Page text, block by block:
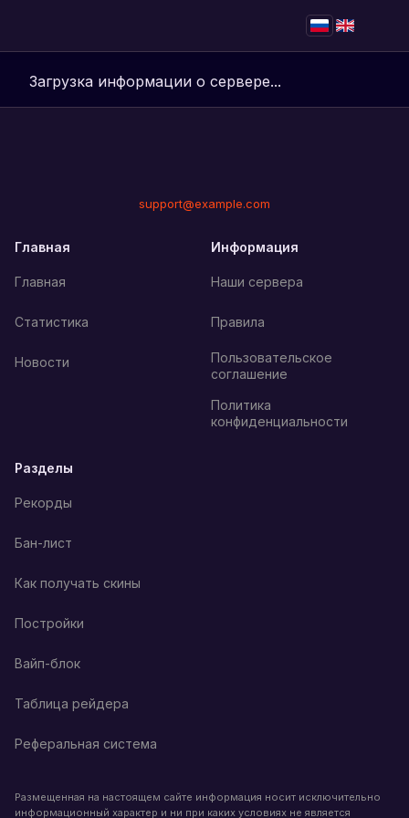
Загрузка информации о сервере...
support@example.com
Главная
Главная
Статистика
Новости
Информация
Наши сервера
Правила
Пользовательское
соглашение
Политика
конфиденциальности
Разделы
Рекорды
Бан-лист
Как получать скины
Постройки
Вайп-блок
Таблица рейдера
Реферальная система
Размещенная на настоящем сайте информация носит исключительно
информационный характер и ни при каких условиях не является